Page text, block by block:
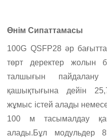
Өнім Сипаттамасы
100G QSFP28 әр бағытта
төрт деректер жолын
талшығын
қашықтығына дейін
жұмыс істей алады
100 м тасымалдау
алады.Бұл модульдер